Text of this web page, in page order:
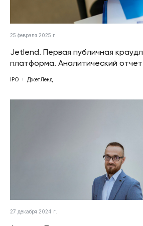
25 февраля 2025 г.
Jetlend. Первая публичная
платформа. Аналитический
IPO ДжетЛенд
27 декабря 2024 г.